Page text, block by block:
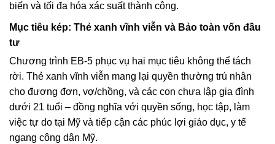
biến và tối đa hóa xác suất thành công.
Mục tiêu kép: Thẻ xanh vĩnh viễn và Bảo toàn vốn đầu
tư
Chương trình EB-5 phục vụ hai mục tiêu không thể tách
rời. Thẻ xanh vĩnh viễn mang lại quyền thường trú nhân
cho đương đơn, vợ/chồng, và các con chưa lập gia đình
dưới 21 tuổi – đồng nghĩa với quyền sống, học tập, làm
việc tự do tại Mỹ và tiếp cận các phúc lợi giáo dục, y tế
ngang công dân Mỹ.